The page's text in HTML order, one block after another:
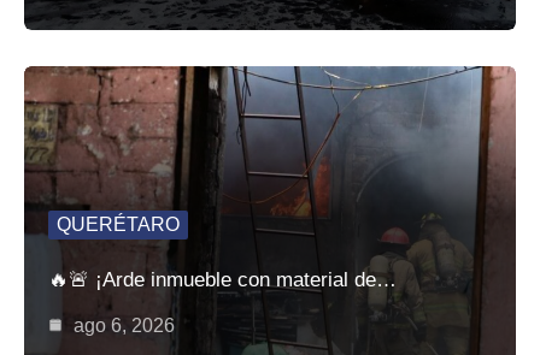
QUERÉTARO
🔥🚨 ¡Arde inmueble con material de…
ago 6, 2026